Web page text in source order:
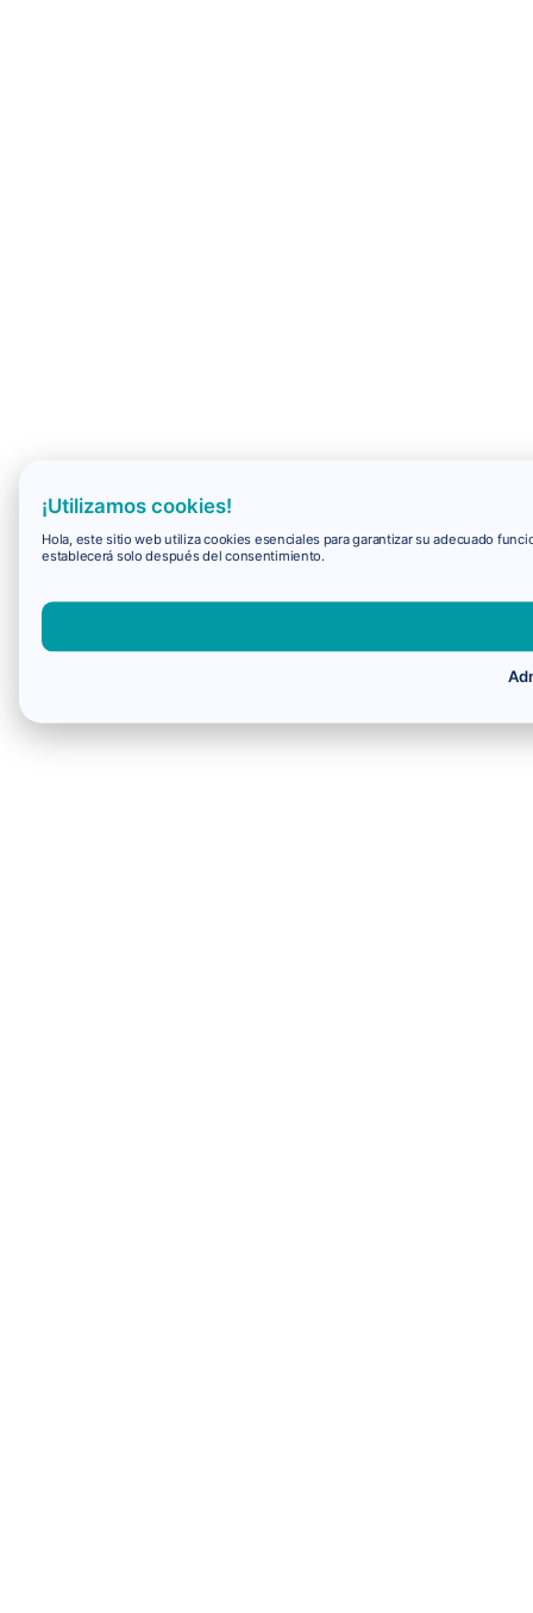
¡Utilizamos cookies!
Hola, este sitio web utiliza cookies esenciales para garantizar su adecuado
establecerá solo después del consentimiento.